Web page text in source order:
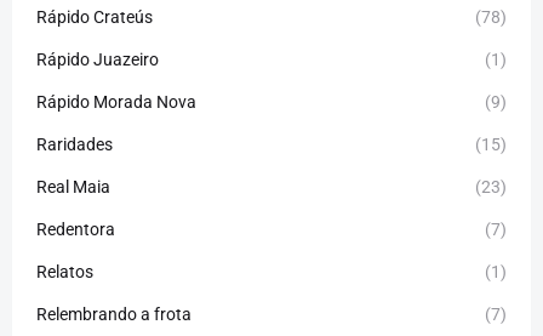
Rápido Crateús (78)
Rápido Juazeiro (1)
Rápido Morada Nova (9)
Raridades (15)
Real Maia (23)
Redentora (7)
Relatos (1)
Relembrando a frota (7)